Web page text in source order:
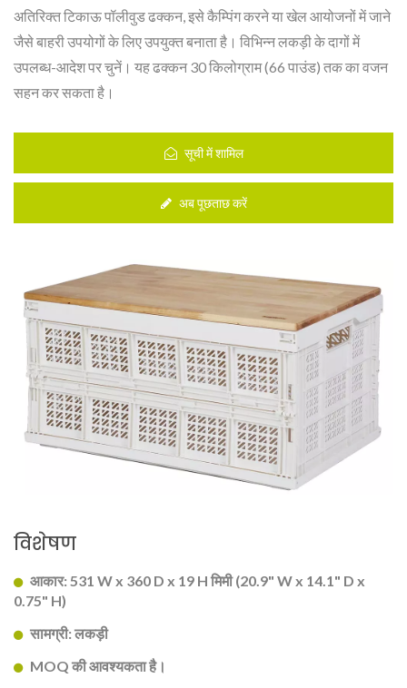
अतिरिक्त टिकाऊ पॉलीवुड ढक्कन, इसे कैम्पिंग करने या खेल आयोजनों में जाने
जैसे बाहरी उपयोगों के लिए उपयुक्त बनाता है। विभिन्न लकड़ी के दागों में
उपलब्ध-आदेश पर चुनें। यह ढक्कन 30 किलोग्राम (66 पाउंड) तक का वजन
सहन कर सकता है।
सूची में शामिल
अब पूछताछ करें
विशेषण
आकार: 531 W x 360 D x 19 H मिमी (20.9" W x 14.1" D x
0.75" H)
सामग्री: लकड़ी
MOQ की आवश्यकता है।